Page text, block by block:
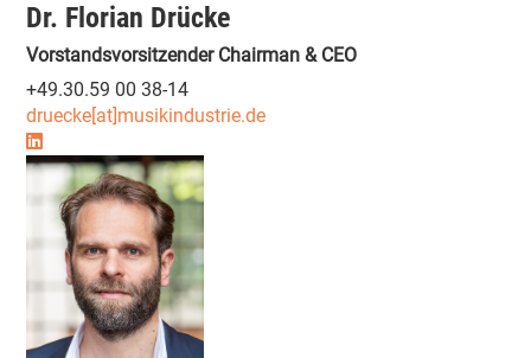
Dr. Florian Drücke
Vorstandsvorsitzender Chairman & CEO
+49.30.59 00 38-14
druecke[at]musikindustrie.de